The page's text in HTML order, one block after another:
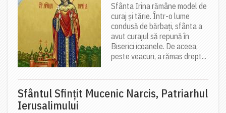
Sfânta Irina rămâne model de
curaj și tărie. Într-o lume
condusă de bărbați, sfânta a
avut curajul să repună în
Biserici icoanele. De aceea,
peste veacuri, a rămas drept...
Sfântul Sfinţit Mucenic Narcis, Patriarhul
Ierusalimului